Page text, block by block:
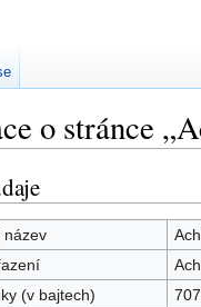
o stránce
název
(v bajtech)
707